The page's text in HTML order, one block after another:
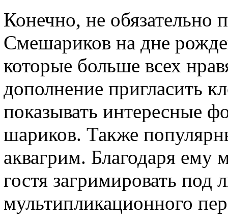
Конечно, не обязательно
Смешариков на дне
которые больше всех
дополнение пригласить
показывать интересные
шариков. Также
аквагрим. Благодаря ему
гостя загримировать под
мультипликационного